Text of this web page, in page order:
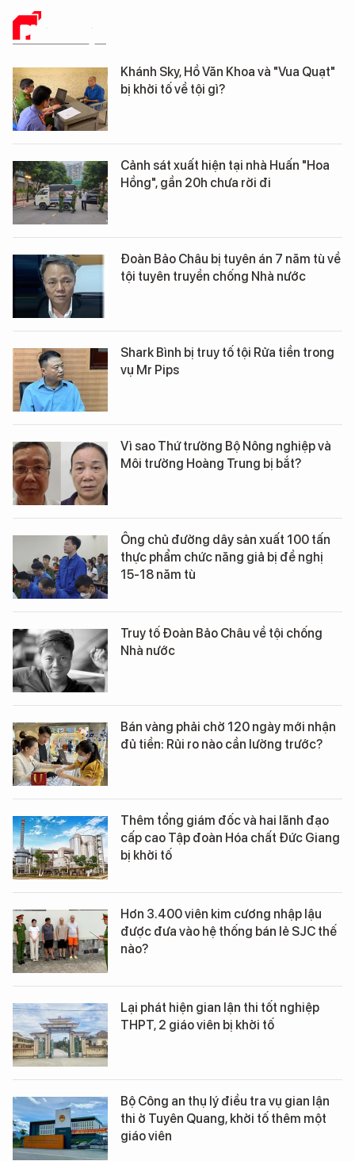
PHÁP LUẬT
Khánh Sky, Hồ Văn Khoa và "Vua Quạt"
bị khởi tố về tội gì?
Cảnh sát xuất hiện tại nhà Huấn "Hoa
Hồng", gần 20h chưa rời đi
Đoàn Bảo Châu bị tuyên án 7 năm tù về
tội tuyên truyền chống Nhà nước
Shark Bình bị truy tố tội Rửa tiền trong
vụ Mr Pips
Vì sao Thứ trưởng Bộ Nông nghiệp và
Môi trường Hoàng Trung bị bắt?
Ông chủ đường dây sản xuất 100 tấn
thực phẩm chức năng giả bị đề nghị
15-18 năm tù
Truy tố Đoàn Bảo Châu về tội chống
Nhà nước
Bán vàng phải chờ 120 ngày mới nhận
đủ tiền: Rủi ro nào cần lường trước?
Thêm tổng giám đốc và hai lãnh đạo
cấp cao Tập đoàn Hóa chất Đức Giang
bị khởi tố
Hơn 3.400 viên kim cương nhập lậu
được đưa vào hệ thống bán lẻ SJC thế
nào?
Lại phát hiện gian lận thi tốt nghiệp
THPT, 2 giáo viên bị khởi tố
Bộ Công an thụ lý điều tra vụ gian lận
thi ở Tuyên Quang, khởi tố thêm một
giáo viên